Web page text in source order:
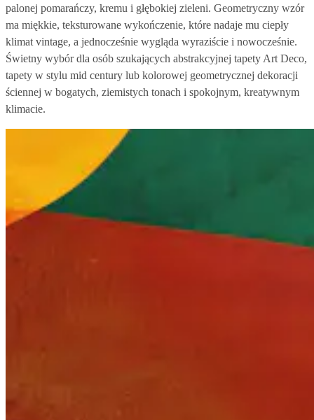
palonej pomarańczy, kremu i głębokiej zieleni. Geometryczny wzór
ma miękkie, teksturowane wykończenie, które nadaje mu ciepły
klimat vintage, a jednocześnie wygląda wyraziście i nowocześnie.
Świetny wybór dla osób szukających abstrakcyjnej tapety Art Deco,
tapety w stylu mid century lub kolorowej geometrycznej dekoracji
ściennej w bogatych, ziemistych tonach i spokojnym, kreatywnym
klimacie.